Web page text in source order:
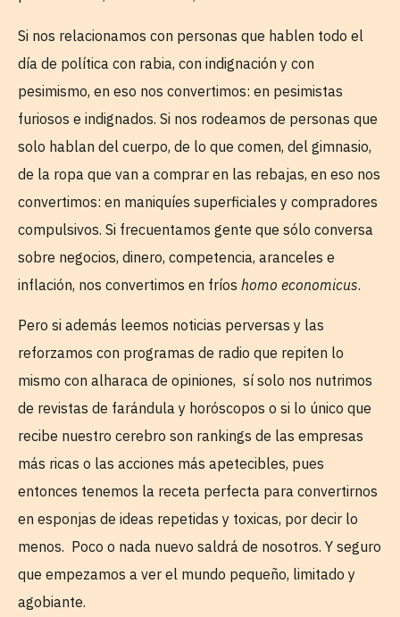
Si nos relacionamos con personas que hablen todo el
día de política con rabia, con indignación y con
pesimismo, en eso nos convertimos: en pesimistas
furiosos e indignados. Si nos rodeamos de personas que
solo hablan del cuerpo, de lo que comen, del gimnasio,
de la ropa que van a comprar en las rebajas, en eso nos
convertimos: en maniquíes superficiales y compradores
compulsivos. Si frecuentamos gente que sólo conversa
sobre negocios, dinero, competencia, aranceles e
inflación, nos convertimos en fríos homo economicus.
Pero si además leemos noticias perversas y las
reforzamos con programas de radio que repiten lo
mismo con alharaca de opiniones, sí solo nos nutrimos
de revistas de farándula y horóscopos o si lo único que
recibe nuestro cerebro son rankings de las empresas
más ricas o las acciones más apetecibles, pues
entonces tenemos la receta perfecta para convertirnos
en esponjas de ideas repetidas y toxicas, por decir lo
menos. Poco o nada nuevo saldrá de nosotros. Y seguro
que empezamos a ver el mundo pequeño, limitado y
agobiante.